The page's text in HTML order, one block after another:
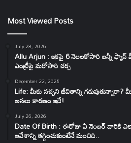
Most Viewed Posts
July 28, 2026
Allu Arjun : ఇకపై 6 నెలలకోసారి బన్నీ
ఎంట్రీపై మరోసారి చర్చ
December 22, 2025
Life: మీకు నచ్చని జీవితాన్ని
అసలు కారణం ఇదే!
July 26, 2026
Date Of Birth : ఈరోజు ఏ నెంబర్ వారికి
ఆవేశాన్ని తగ్గించుకుంటేనే మంచిది..